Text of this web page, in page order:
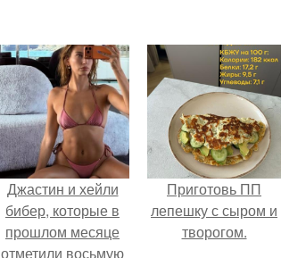
Джастин и хейли
бибер, которые в
прошлом месяце
отметили восьмую
Приготовь ПП
лепешку с сыром и
творогом.